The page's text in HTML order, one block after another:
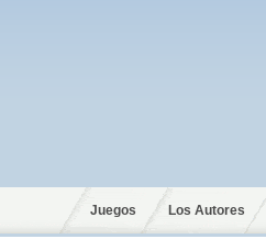
Juegos Los Autores